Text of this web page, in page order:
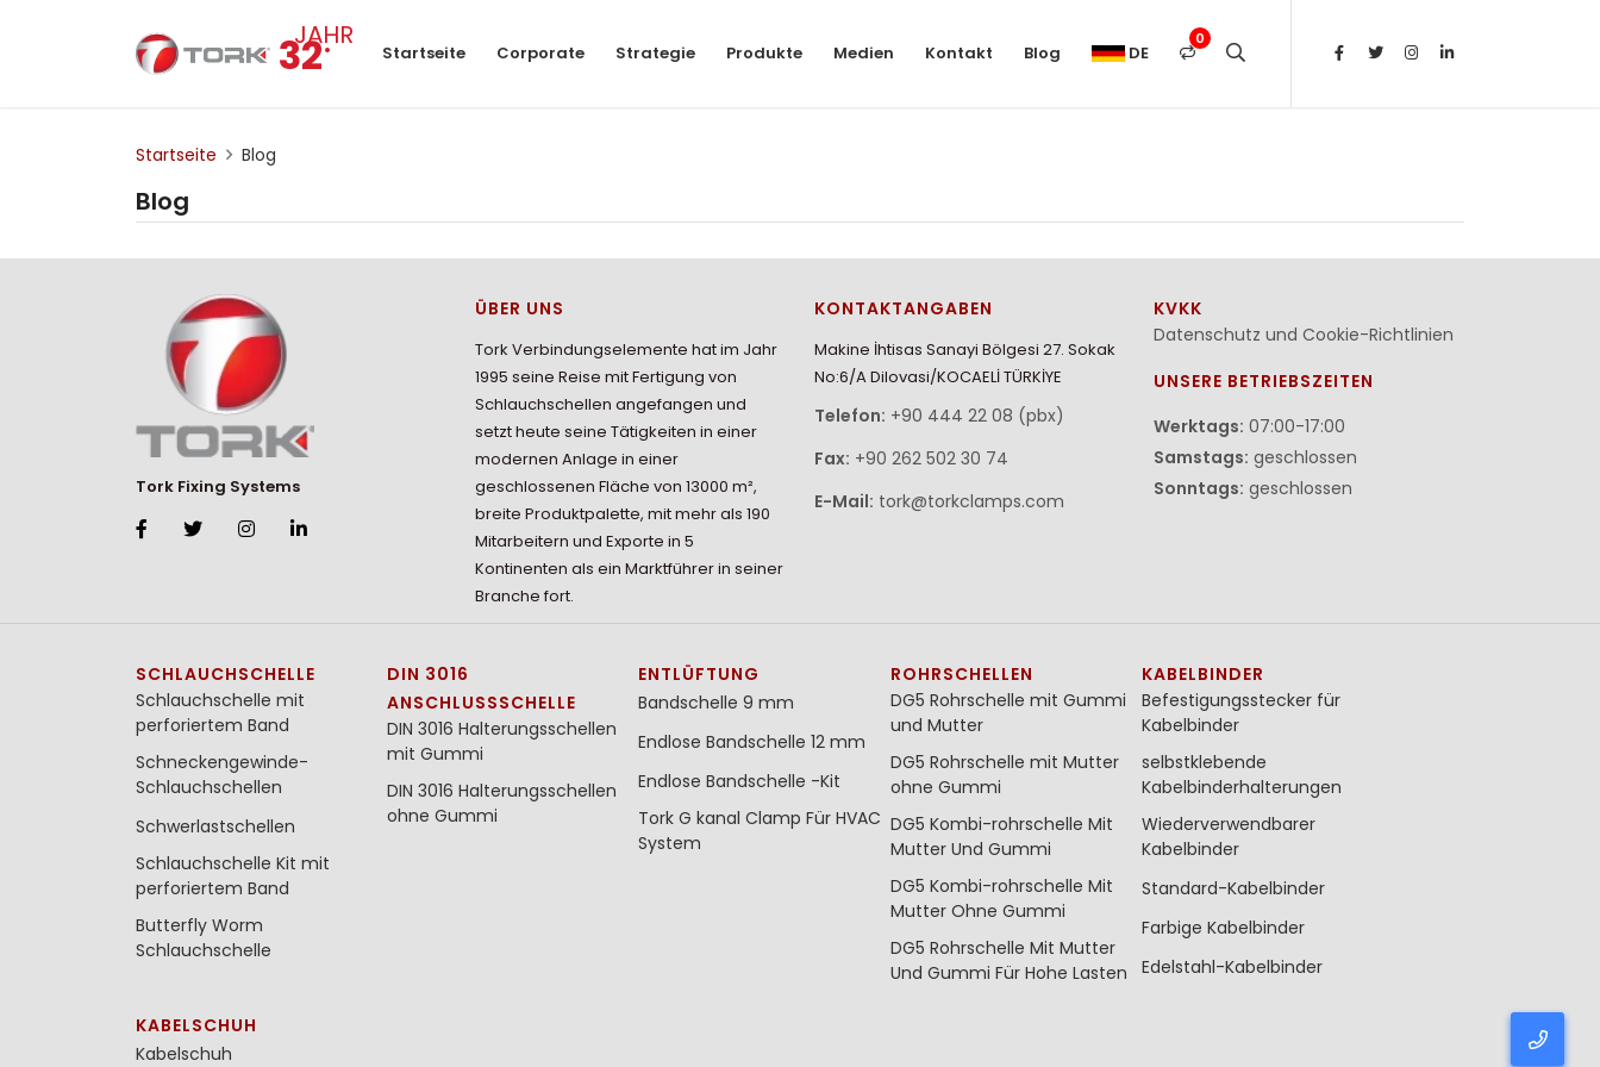
32.
JAHR
Startseite Corporate Strategie Produkte Medien Kontakt Blog DE
0
Startseite Blog
Blog
Tork Fixing Systems
ÜBER UNS
Tork Verbindungselemente hat im Jahr
1995 seine Reise mit Fertigung von
Schlauchschellen angefangen und
setzt heute seine Tätigkeiten in einer
modernen Anlage in einer
geschlossenen Fläche von 13000 m²,
breite Produktpalette, mit mehr als 190
Mitarbeitern und Exporte in 5
Kontinenten als ein Marktführer in seiner
Branche fort.
KONTAKTANGABEN
Makine İhtisas Sanayi Bölgesi 27. Sokak
No:6/A Dilovasi/KOCAELİ TÜRKİYE
Telefon: +90 444 22 08 (pbx)
Fax: +90 262 502 30 74
E-Mail: tork@torkclamps.com
KVKK
Datenschutz und Cookie-Richtlinien
UNSERE BETRIEBSZEITEN
Werktags: 07:00-17:00
Samstags: geschlossen
Sonntags: geschlossen
SCHLAUCHSCHELLE
Schlauchschelle mit
perforiertem Band
Schneckengewinde-
Schlauchschellen
Schwerlastschellen
Schlauchschelle Kit mit
perforiertem Band
Butterfly Worm
Schlauchschelle
DIN 3016
ANSCHLUSSSCHELLE
DIN 3016 Halterungsschellen
mit Gummi
DIN 3016 Halterungsschellen
ohne Gummi
ENTLÜFTUNG
Bandschelle 9 mm
Endlose Bandschelle 12 mm
Endlose Bandschelle -Kit
Tork G kanal Clamp Für HVAC
System
ROHRSCHELLEN
DG5 Rohrschelle mit Gummi
und Mutter
DG5 Rohrschelle mit Mutter
ohne Gummi
DG5 Kombi-rohrschelle Mit
Mutter Und Gummi
DG5 Kombi-rohrschelle Mit
Mutter Ohne Gummi
DG5 Rohrschelle Mit Mutter
Und Gummi Für Hohe Lasten
KABELBINDER
Befestigungsstecker für
Kabelbinder
selbstklebende
Kabelbinderhalterungen
Wiederverwendbarer
Kabelbinder
Standard-Kabelbinder
Farbige Kabelbinder
Edelstahl-Kabelbinder
KABELSCHUH
Kabelschuh